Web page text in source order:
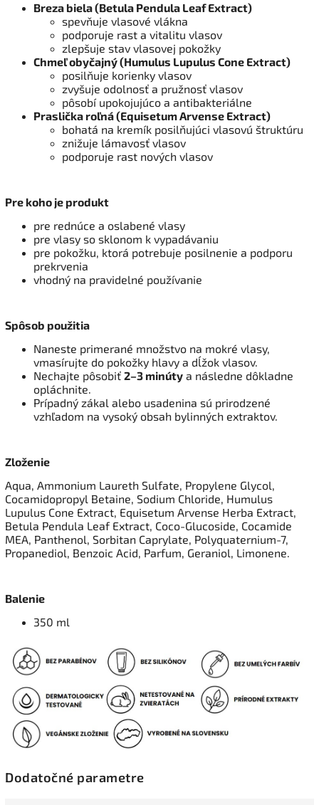
Breza biela (Betula Pendula Leaf Extract)
spevňuje vlasové vlákna
podporuje rast a vitalitu vlasov
zlepšuje stav vlasovej pokožky
Chmeľ obyčajný (Humulus Lupulus Cone Extract)
posilňuje korienky vlasov
zvyšuje odolnosť a pružnosť vlasov
pôsobí upokojujúco a antibakteriálne
Praslička roľná (Equisetum Arvense Extract)
bohatá na kremík posilňujúci vlasovú štruktúru
znižuje lámavosť vlasov
podporuje rast nových vlasov
Pre koho je produkt
pre rednúce a oslabené vlasy
pre vlasy so sklonom k vypadávaniu
pre pokožku, ktorá potrebuje posilnenie a podporu
prekrvenia
vhodný na pravidelné používanie
Spôsob použitia
Naneste primerané množstvo na mokré vlasy,
vmasírujte do pokožky hlavy a dĺžok vlasov.
Nechajte pôsobiť 2–3 minúty a následne dôkladne
opláchnite.
Prípadný zákal alebo usadenina sú prirodzené
vzhľadom na vysoký obsah bylinných extraktov.
Zloženie
Aqua, Ammonium Laureth Sulfate, Propylene Glycol,
Cocamidopropyl Betaine, Sodium Chloride, Humulus
Lupulus Cone Extract, Equisetum Arvense Herba Extract,
Betula Pendula Leaf Extract, Coco-Glucoside, Cocamide
MEA, Panthenol, Sorbitan Caprylate, Polyquaternium-7,
Propanediol, Benzoic Acid, Parfum, Geraniol, Limonene.
Balenie
350 ml
Dodatočné parametre